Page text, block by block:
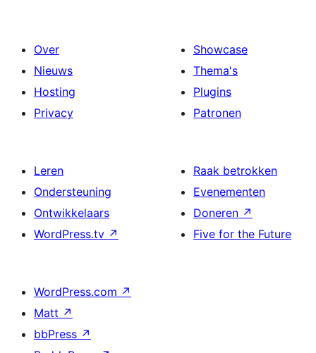
Over
Nieuws
Hosting
Privacy
Showcase
Thema's
Plugins
Patronen
Leren
Ondersteuning
Ontwikkelaars
WordPress.tv ↗
Raak betrokken
Evenementen
Doneren ↗
Five for the Future
WordPress.com ↗
Matt ↗
bbPress ↗